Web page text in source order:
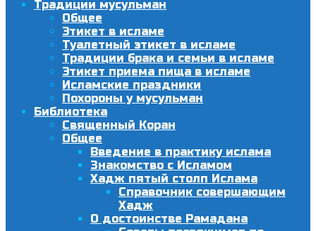
Традиции мусульман
Общее
Этикет в исламе
Туалетный этикет в исламе
Традиции брака и семьи в исламе
Этикет приема пища в исламе
Исламские праздники
Похороны у мусульман
Библиотека
Священный Коран
Общее
Введение в практику ислама
Знакомство с Исламом
Хадж пятый столп Ислама
Справочник совершающим
Хадж
О достоинстве Рамадана